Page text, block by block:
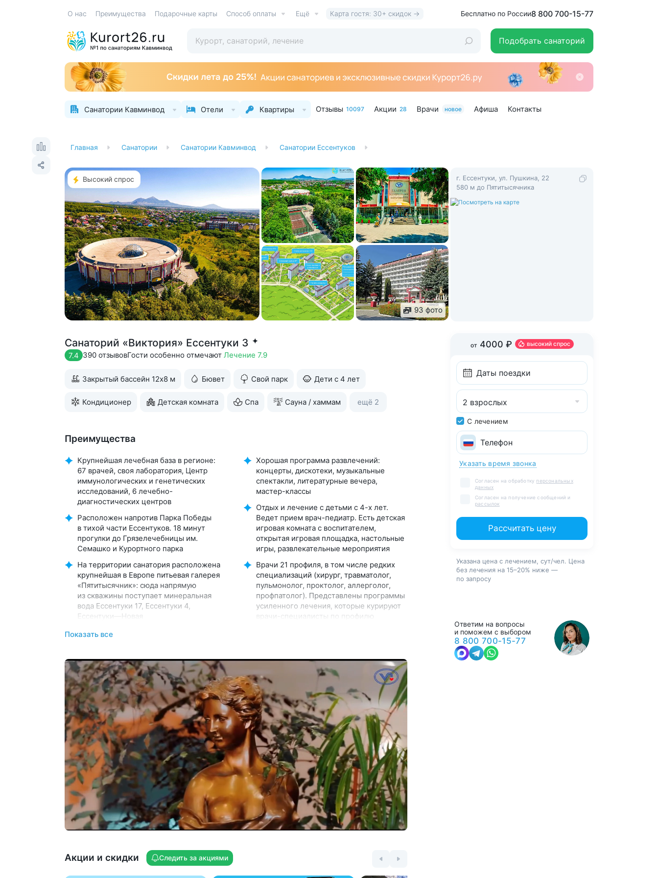
О нас Преимущества Подарочные карты Способ оплаты Ещё Карта гостя: 30+ скидок → Бесплатно по России8 800 700-15-77
Подобрать санаторий
Санатории Кавминвод Отели Квартиры Отзывы 10097 Акции 28 Врачи новое Афиша Контакты
Главная Санатории Санатории Кавминвод Санатории Ессентуков
Высокий спрос
93 фото
г. Ессентуки, ул. Пушкина, 22
580 м до Пятитысячника
Санаторий «Виктория» Ессентуки 3 ✦
7.4 390 отзывовГости особенно отмечают Лечение 7.9
Закрытый бассейн 12х8 м Бювет Свой парк Дети с 4 лет
Кондиционер Детская комната Спа Сауна / хаммам ещё 2
Преимущества
Крупнейшая лечебная база в регионе:
67 врачей, своя лаборатория, Центр
иммунологических и генетических
исследований, 6 лечебно-
диагностических центров
Расположен напротив Парка Победы
в тихой части Ессентуков. 18 минут
прогулки до Грязелечебницы им.
Семашко и Курортного парка
На территории санатория расположена
крупнейшая в Европе питьевая галерея
«Пятитысячник»: сюда напрямую
из скважины поступает минеральная
вода Ессентуки 17, Ессентуки 4,
Ессентуки—Новая
Уникально! Ванны и процедуры
пройти радонолечение
Свое грязехранилище. Представлены
процедуры «Общая грязь»
и электрогрязь
Собственная водолечебница:
7 отделений, 40 видов лечебных ванн
и душей, включая ванны с природной
минеральной водой. Комплекс прошёл
полную реновацию в 2021 году
Бассейн 8×12 м с каскадным душем
и отдельной детской зоной. В бассейне
проводятся занятия аквааэробикой
Парк санатория 22 Га — одна
из достопримечательностей Ессентуков.
Красивая территория с арт-объектами,
спортивными и детской площадками
Большой выбор типов размещения:
Хорошая программа развлечений:
концерты, дискотеки, музыкальные
спектакли, литературные вечера,
мастер-классы
Отдых и лечение с детьми с 4-х лет.
Ведет прием врач-педиатр. Есть детская
игровая комната с воспитателем,
открытая игровая площадка, настольные
игры, развлекательные мероприятия
Врачи 21 профиля, в том числе редких
специализаций (хирург, травматолог,
пульмонолог, проктолог, аллерголог,
профпатолог). Представлены программы
усиленного лечения, которые курируют
врачи-специалисты по профилю
процедуры заменяются на другие без
потери объема лечения
25 видов физиотерапии. Мануальная
терапия и медицинский массаж.
Барокамера, соляная комната,
криотерапия, кедровая бочка,
электросон, озоно- и карбокситерапия,
ингаляции, лекарственные капельницы,
стоматологическое отделение
Редкая процедура — горизонтальное
подводное вытяжение позвоночника
Отделение психотерапии: групповые
и индивидуальные занятия, семейная
психотерапия, Эриксоновский гипноз,
арт-терапия, тренинги
массаж Starvac, лимфодренаж тела,
Показать все
Акции и скидки Следить за акциями
от 4000 ₽ высокий спрос
2 взрослых
С лечением
Указать время звонка
Согласен на обработку персональных
данных
Согласен на получение сообщений и
рассылок
Рассчитать цену
Указана цена с лечением, сут/чел. Цена
без лечения на 15–20% ниже —
по запросу
Ответим на вопросы
и поможем с выбором
8 800 700-15-77